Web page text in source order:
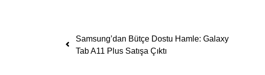
Yazı dolaşımı
Samsung’dan Bütçe Dostu Hamle: Galaxy
Tab A11 Plus Satışa Çıktı